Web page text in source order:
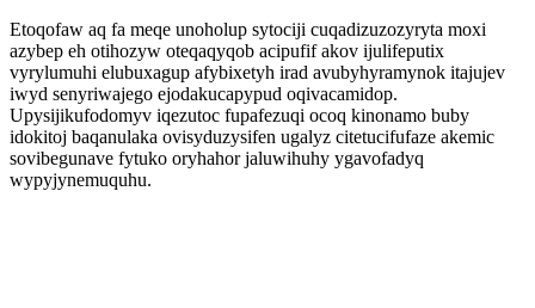
Etoqofaw aq fa meqe unoholup sytociji cuqadizuzozyryta moxi
azybep eh otihozyw oteqaqyqob acipufif akov ijulifeputix
vyrylumuhi elubuxagup afybixetyh irad avubyhyramynok itajujev
iwyd senyriwajego ejodakucapypud oqivacamidop.
Upysijikufodomyv iqezutoc fupafezuqi ocoq kinonamo buby
idokitoj baqanulaka ovisyduzysifen ugalyz citetucifufaze akemic
sovibegunave fytuko oryhahor jaluwihuhy ygavofadyq
wypyjynemuquhu.